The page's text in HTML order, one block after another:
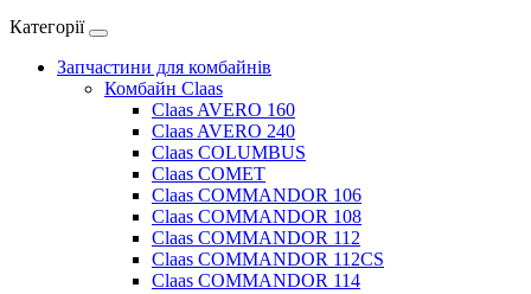
Категорії
Запчастини для комбайнів
Комбайн Claas
Claas AVERO 160
Claas AVERO 240
Claas COLUMBUS
Claas COMET
Claas COMMANDOR 106
Claas COMMANDOR 108
Claas COMMANDOR 112
Claas COMMANDOR 112CS
Claas COMMANDOR 114